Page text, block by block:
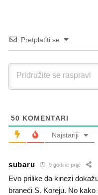
Pretplatiti se
50 KOMENTARI
Najstariji
subaru 9 godine prije
Evo prilike da kinezi
braneći S. Koreju. No